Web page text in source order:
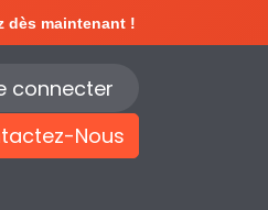
dès maintenant !
connecter
Nous